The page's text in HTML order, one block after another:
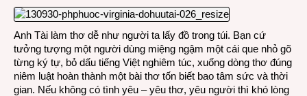
Anh Tài làm thơ dễ như người ta lấy đồ trong túi. Bạn cứ
tưởng tượng một người dùng miệng ngậm một cái que nhỏ gõ
từng ký tự, bỏ dấu tiếng Việt nghiêm túc, xuống dòng thơ đúng
niêm luật hoàn thành một bài thơ tốn biết bao tâm sức và thời
gian. Nếu không có tình yêu – yêu thơ, yêu người thì khó lòng